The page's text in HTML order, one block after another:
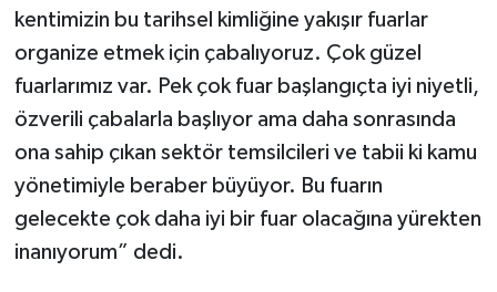
kentimizin bu tarihsel kimliğine yakışır fuarlar
organize etmek için çabalıyoruz. Çok güzel
fuarlarımız var. Pek çok fuar başlangıçta iyi niyetli,
özverili çabalarla başlıyor ama daha sonrasında
ona sahip çıkan sektör temsilcileri ve tabii ki kamu
yönetimiyle beraber büyüyor. Bu fuarın
gelecekte çok daha iyi bir fuar olacağına yürekten
inanıyorum” dedi.